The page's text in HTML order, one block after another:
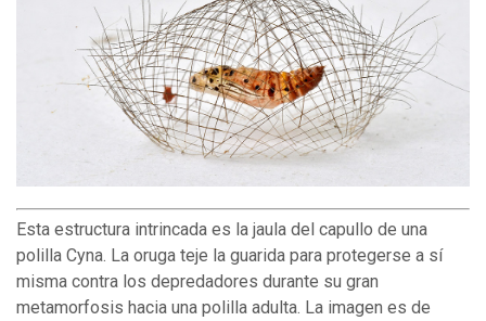
Esta estructura intrincada es la jaula del capullo de una
polilla Cyna. La oruga teje la guarida para protegerse a sí
misma contra los depredadores durante su gran
metamorfosis hacia una polilla adulta. La imagen es de